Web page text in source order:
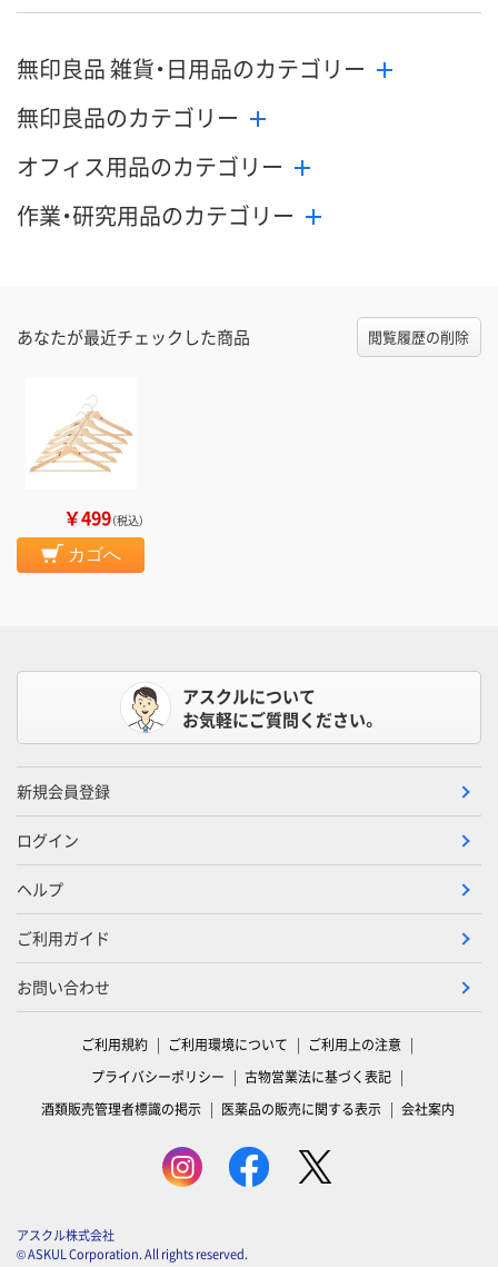
無印良品 雑貨・日用品のカテゴリー
無印良品のカテゴリー
オフィス用品のカテゴリー
作業・研究用品のカテゴリー
あなたが最近チェックした商品 閲覧履歴の削除
￥499（税込）
カゴへ
アスクルについて
お気軽にご質問ください。
新規会員登録
ログイン
ヘルプ
ご利用ガイド
お問い合わせ
ご利用規約 ご利用環境について
ご利用上の注意
プライバシーポリシー
古物営業法に基づく表記
酒類販売管理者標識の掲示
医薬品の販売に関する表示 会社案内
アスクル株式会社
© ASKUL Corporation. All rights reserved.